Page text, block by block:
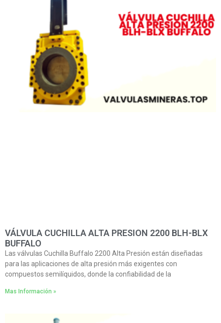
VÁLVULA CUCHILLA ALTA PRESION 2200 BLH-BLX
BUFFALO
Las válvulas Cuchilla Buffalo 2200 Alta Presión están diseñadas
para las aplicaciones de alta presión más exigentes con
compuestos semilíquidos, donde la confiabilidad de la
Mas Información »